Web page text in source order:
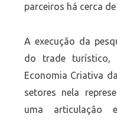
parceiros há cerca
A execução da
do trade turístico,
Economia Criativa
setores nela
uma articulação